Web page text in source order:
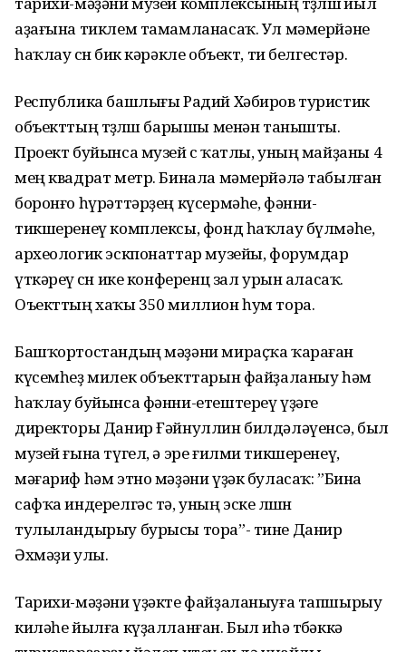
аҙағына тиклем тамамланасаҡ. Ул мәмерйәне
һаҡлау өсөн бик кәрәкле объект, ти белгестәр.
Республика башлығы Радий Хәбиров туристик
объекттың төҙөлөш барышы менән танышты.
Проект буйынса музей өс ҡатлы, уның майҙаны 4
мең квадрат метр. Бинала мәмерйәлә табылған
боронғо һүрәттәрҙең күсермәһе, фәнни-
тикшеренеү комплексы, фонд һаҡлау бүлмәһе,
археологик эскпонаттар музейы, форумдар
үткәреү өсөн ике конференц зал урын аласаҡ.
Оъекттың хаҡы 350 миллион һум тора.
Башҡортостандың мәҙәни мираҫҡа ҡараған
күсемһеҙ милек объекттарын файҙаланыу һәм
һаҡлау буйынса фәнни-етештереү үҙәге
директоры Данир Ғәйнуллин билдәләүенсә, был
музей ғына түгел, ә эре ғилми тикшеренеү,
мәғариф һәм этно мәҙәни үҙәк буласаҡ: ”Бина
сафҡа индерелгәс тә, уның эске өлөшөн
тулыландырыу бурысы тора”- тине Данир
Әхмәҙи улы.
Тарихи-мәҙәни үҙәкте файҙаланыуға тапшырыу
киләһе йылға күҙалланған. Был иһә төбәккә